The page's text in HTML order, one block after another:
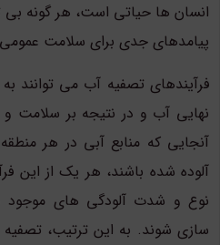
انسان ها حیاتی است، هر گونه
پیامدهای جدی برای سلامت عمومی
فرآیندهای تصفیه آب می توانند
نهایی آب و در نتیجه بر سلامت و
آنجایی که منابع آبی در هر
آلوده شده باشند، هر یک از این
نوع و شدت آلودگی های موجود
سازی شوند. به این ترتیب،